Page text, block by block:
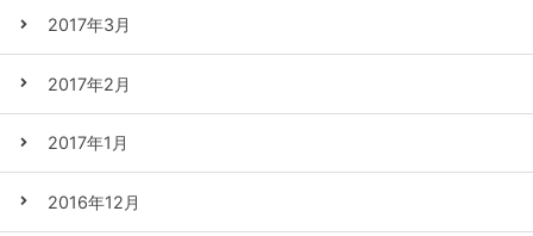
2017年3月
2017年2月
2017年1月
2016年12月